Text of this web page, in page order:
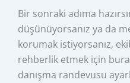
Bir sonraki adıma
düşünüyorsanız ya da
korumak istiyorsanız,
rehberlik etmek için
danışma randevusu